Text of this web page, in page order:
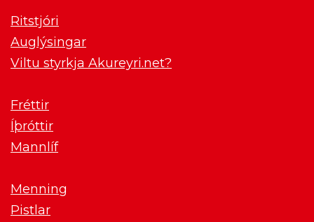
Ritstjóri
Auglýsingar
Viltu styrkja Akureyri.net?
Fréttir
Íþróttir
Mannlíf
Menning
Pistlar